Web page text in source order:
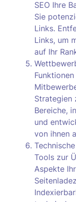
SEO Ihre
Sie
Links.
Links, um
auf Ihr
Strategien
Bereiche,
und
von ihnen
Tools zur
Aspekte